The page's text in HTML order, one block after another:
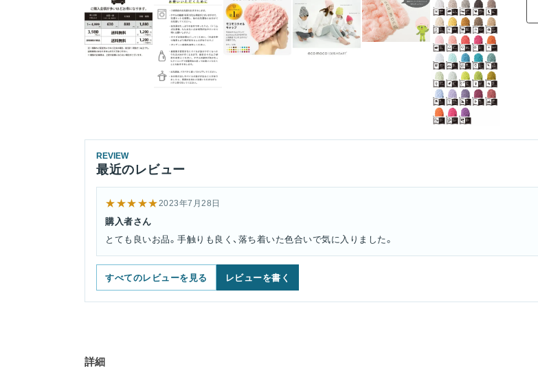
REVIEW
最近のレビュー
★★★★★2023年7月28日
購入者さん
とても良いお品。手触りも良く、落ち着いた色合いで気に入りました。
すべてのレビューを見る レビューを書く
詳細